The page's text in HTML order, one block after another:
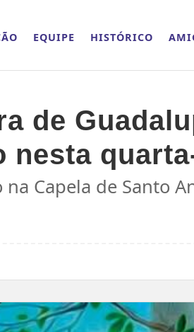
EQUIPE HISTÓRICO
de
nesta
Capela de Santo